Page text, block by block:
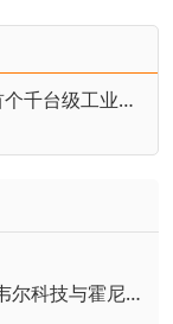
▪ 搭载旭日S600，它石智航开启全国首个千台级工业具身机器人规模化部署
▪ 霍尼韦尔发布分拆后全新品牌：霍尼韦尔科技与霍尼韦尔航空航天